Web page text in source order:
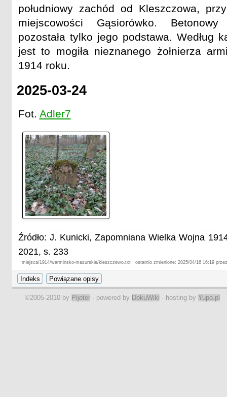
południowy zachód od Kleszczowa,
miejscowości Gąsiorówko.
pozostała tylko jego podstawa. Według
jest to mogiła nieznanego żołnierza
1914 roku.
2025-03-24
Fot. Adler7
Źródło: J. Kunicki, Zapomniana Wielka Wojna
2021, s. 233
miejsca/1914/warminsko-mazurskie/kleszczewo.txt · ostatnio zmienione: 2025/04/16 16:19
©2005-2010 by Pijoter · powered by DokuWiki · hosting by Yupo.pl